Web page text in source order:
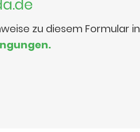
zu diesem Formular